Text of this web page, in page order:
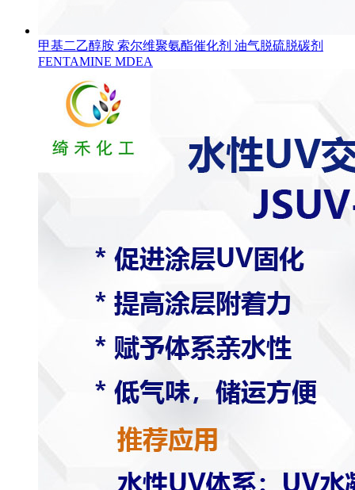
甲基二乙醇胺 索尔维聚氨酯催化剂 油气脱硫脱碳剂
FENTAMINE MDEA